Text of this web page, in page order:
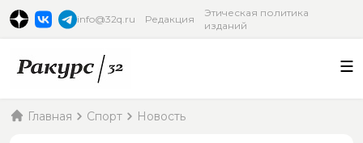
info@32q.ru Редакция
Этическая политика
изданий
Главная Спорт Новость